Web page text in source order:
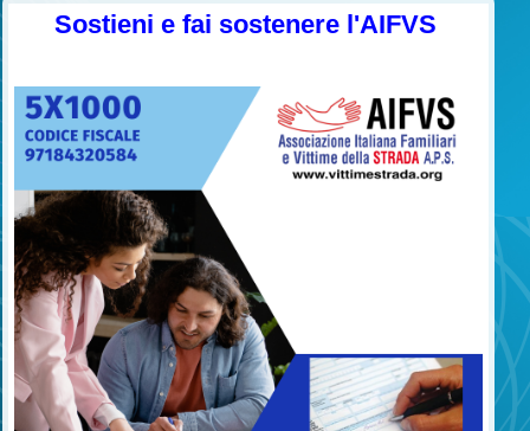
Sostieni e fai sostenere l'AIFVS